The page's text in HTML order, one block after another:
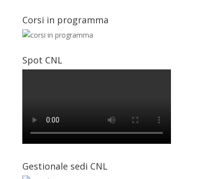
Corsi in programma
Spot CNL
Gestionale sedi CNL